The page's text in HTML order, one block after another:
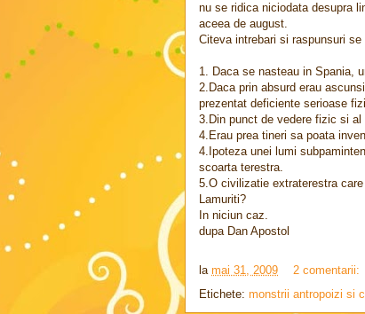
nu se ridica niciodata desupra
aceea de august.
Citeva intrebari si raspunsuri
1. Daca se nasteau in Spania,
2.Daca prin absurd erau
prezentat deficiente serioase
3.Din punct de vedere fizic si
4.Erau prea tineri sa poata
4.Ipoteza unei lumi
scoarta terestra.
5.O civilizatie extraterestra
Lamuriti?
In niciun caz.
dupa Dan Apostol
la mai 31, 2009
2 comentarii:
Etichete: monstrii antropoizi si